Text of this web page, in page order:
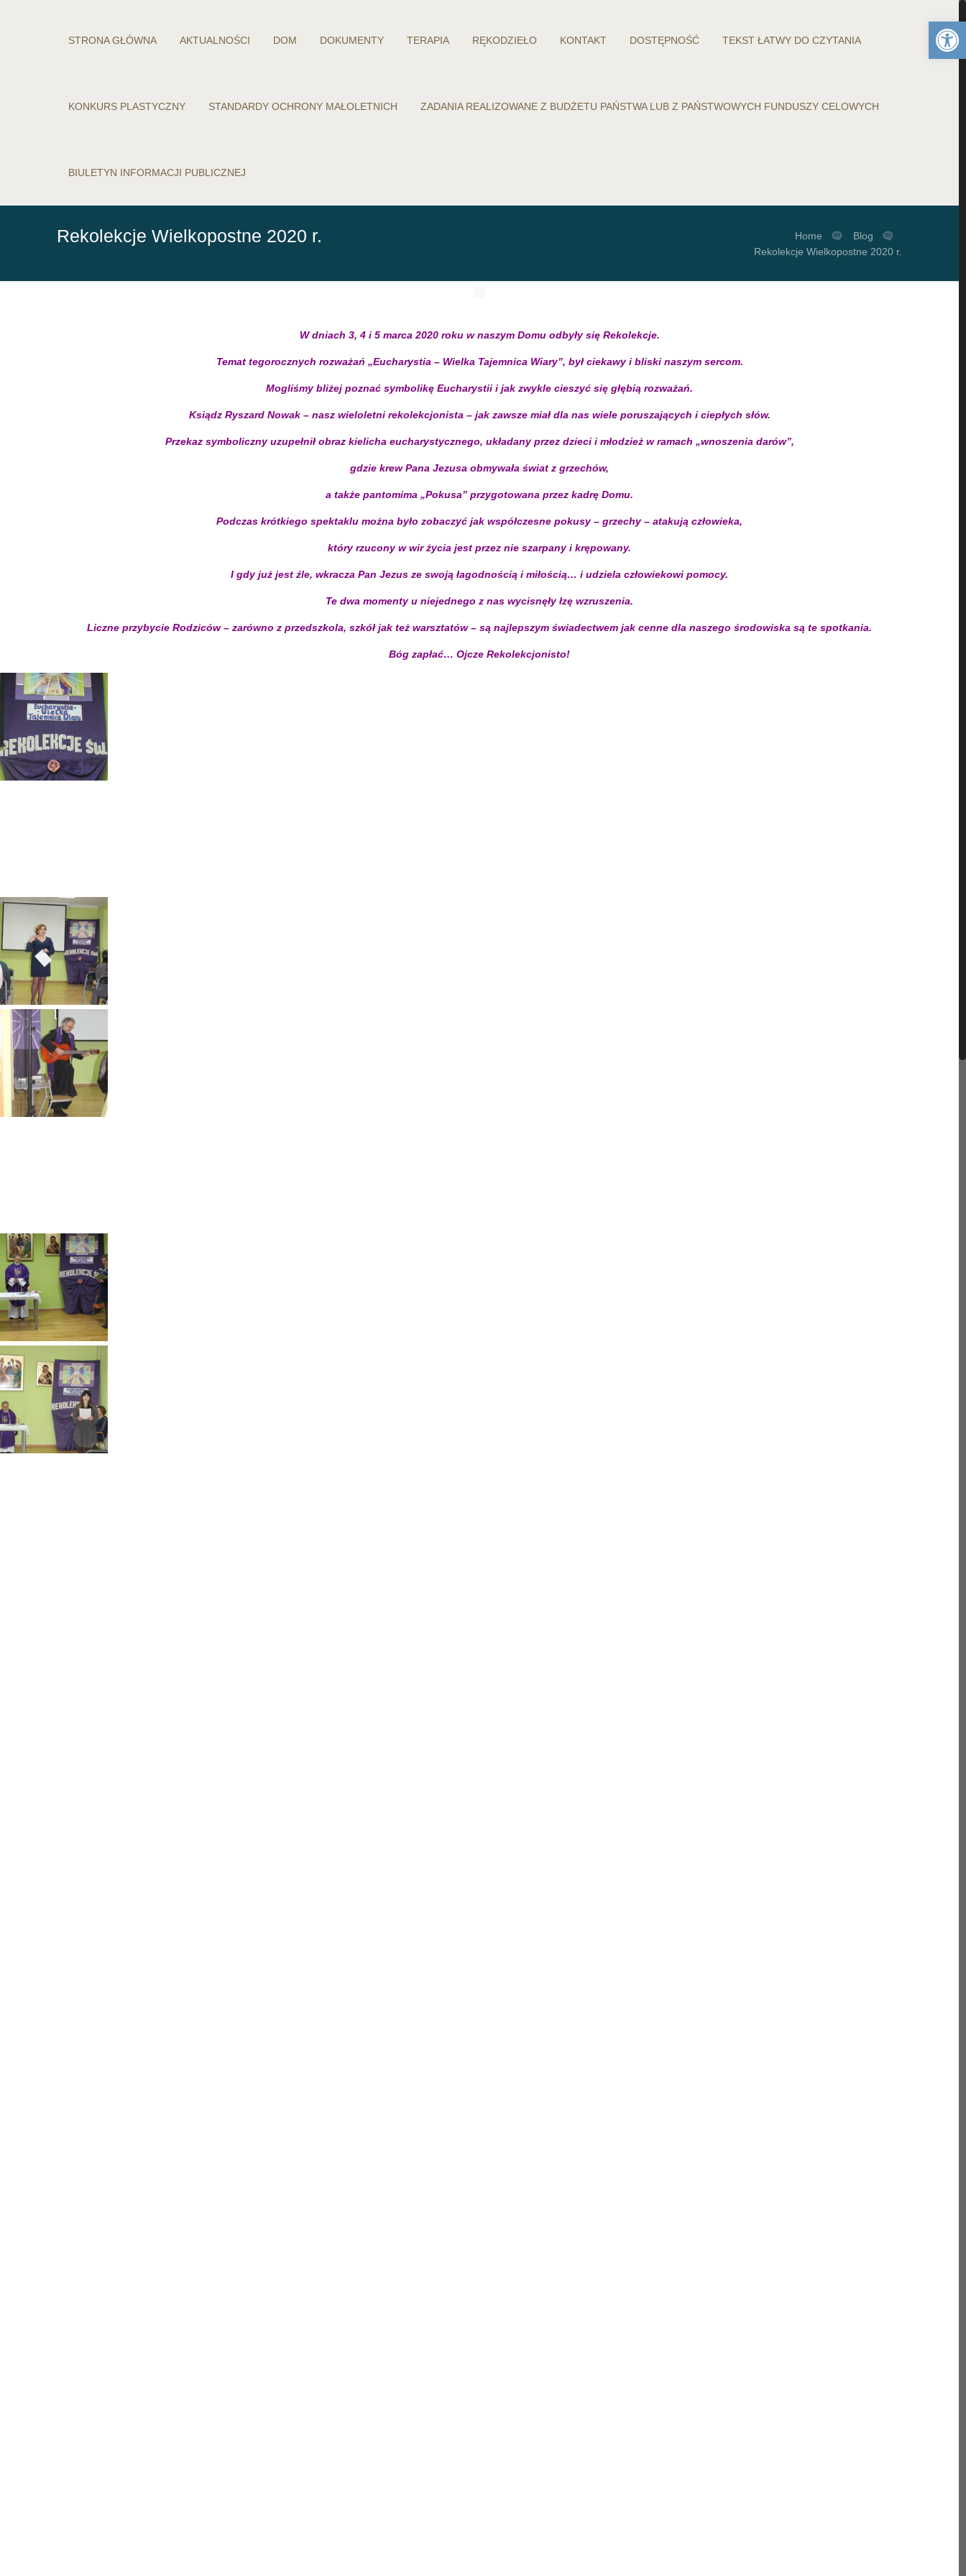
STRONA GŁÓWNA AKTUALNOŚCI DOM DOKUMENTY TERAPIA RĘKODZIEŁO KONTAKT DOSTĘPNOŚĆ TEKST ŁATWY DO CZYTANIA
KONKURS PLASTYCZNY STANDARDY OCHRONY MAŁOLETNICH ZADANIA REALIZOWANE Z BUDŻETU PAŃSTWA LUB Z PAŃSTWOWYCH FUNDUSZY CELOWYCH
BIULETYN INFORMACJI PUBLICZNEJ
Rekolekcje Wielkopostne 2020 r. Home
Blog
Rekolekcje Wielkopostne 2020 r.
W dniach 3, 4 i 5 marca 2020 roku w naszym Domu odbyły się Rekolekcje.
Temat tegorocznych rozważań „Eucharystia – Wielka Tajemnica Wiary”, był ciekawy i bliski naszym sercom.
Mogliśmy bliżej poznać symbolikę Eucharystii i jak zwykle cieszyć się głębią rozważań.
Ksiądz Ryszard Nowak – nasz wieloletni rekolekcjonista – jak zawsze miał dla nas wiele poruszających i ciepłych słów.
Przekaz symboliczny uzupełnił obraz kielicha eucharystycznego, układany przez dzieci i młodzież w ramach „wnoszenia darów”,
gdzie krew Pana Jezusa obmywała świat z grzechów,
a także pantomima „Pokusa” przygotowana przez kadrę Domu.
Podczas krótkiego spektaklu można było zobaczyć jak współczesne pokusy – grzechy – atakują człowieka,
który rzucony w wir życia jest przez nie szarpany i krępowany.
I gdy już jest źle, wkracza Pan Jezus ze swoją łagodnością i miłością… i udziela człowiekowi pomocy.
Te dwa momenty u niejednego z nas wycisnęły łzę wzruszenia.
Liczne przybycie Rodziców – zarówno z przedszkola, szkół jak też warsztatów – są najlepszym świadectwem jak cenne dla naszego środowiska są te spotkania.
Bóg zapłać… Ojcze Rekolekcjonisto!